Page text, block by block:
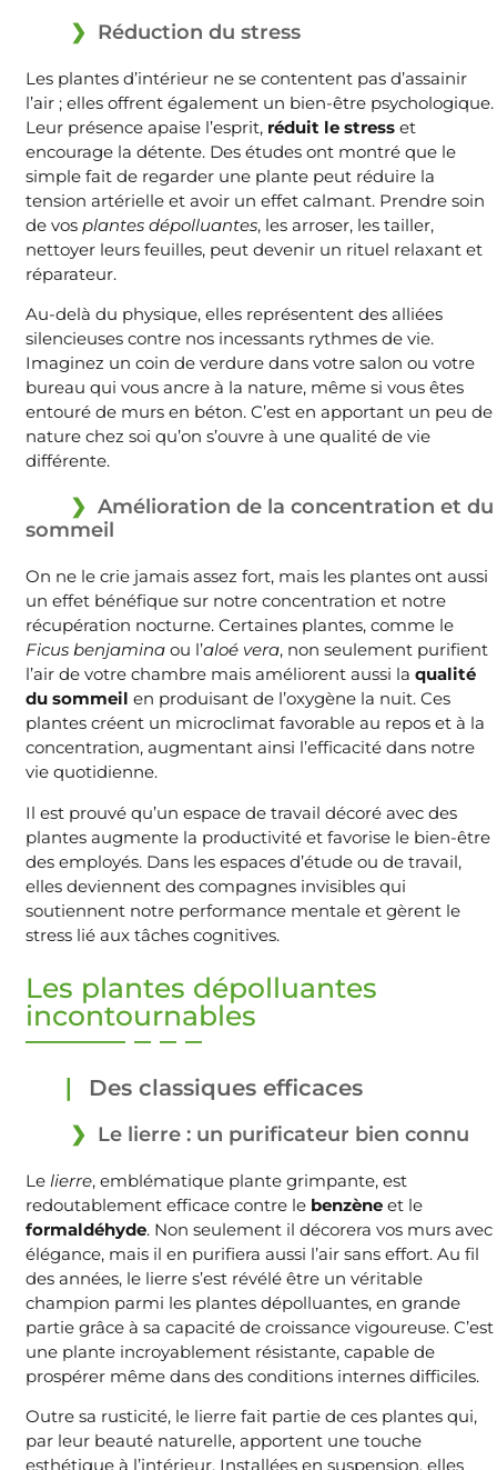
Réduction du stress
Les plantes d’intérieur ne se contentent pas d’assainir
l’air ; elles offrent également un bien-être psychologique.
Leur présence apaise l’esprit, réduit le stress et
encourage la détente. Des études ont montré que le
simple fait de regarder une plante peut réduire la
tension artérielle et avoir un effet calmant. Prendre soin
de vos plantes dépolluantes, les arroser, les tailler,
nettoyer leurs feuilles, peut devenir un rituel relaxant et
réparateur.
Au-delà du physique, elles représentent des alliées
silencieuses contre nos incessants rythmes de vie.
Imaginez un coin de verdure dans votre salon ou votre
bureau qui vous ancre à la nature, même si vous êtes
entouré de murs en béton. C’est en apportant un peu de
nature chez soi qu’on s’ouvre à une qualité de vie
différente.
Amélioration de la concentration et du
sommeil
On ne le crie jamais assez fort, mais les plantes ont aussi
un effet bénéfique sur notre concentration et notre
récupération nocturne. Certaines plantes, comme le
Ficus benjamina ou l’aloé vera, non seulement purifient
l’air de votre chambre mais améliorent aussi la qualité
du sommeil en produisant de l’oxygène la nuit. Ces
plantes créent un microclimat favorable au repos et à la
concentration, augmentant ainsi l’efficacité dans notre
vie quotidienne.
Il est prouvé qu’un espace de travail décoré avec des
plantes augmente la productivité et favorise le bien-être
des employés. Dans les espaces d’étude ou de travail,
elles deviennent des compagnes invisibles qui
soutiennent notre performance mentale et gèrent le
stress lié aux tâches cognitives.
Les plantes dépolluantes
incontournables
Des classiques efficaces
Le lierre : un purificateur bien connu
Le lierre, emblématique plante grimpante, est
redoutablement efficace contre le benzène et le
formaldéhyde. Non seulement il décorera vos murs avec
élégance, mais il en purifiera aussi l’air sans effort. Au fil
des années, le lierre s’est révélé être un véritable
champion parmi les plantes dépolluantes, en grande
partie grâce à sa capacité de croissance vigoureuse. C’est
une plante incroyablement résistante, capable de
prospérer même dans des conditions internes difficiles.
Outre sa rusticité, le lierre fait partie de ces plantes qui,
par leur beauté naturelle, apportent une touche
esthétique à l’intérieur. Installées en suspension, elles